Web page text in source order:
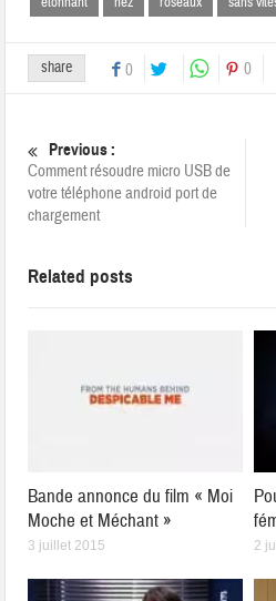
share 0 0
Previous :
Comment résoudre micro USB de
votre téléphone android port de
chargement
Related posts
Bande annonce du film « Moi
Moche et Méchant »
3 juillet 2015 2